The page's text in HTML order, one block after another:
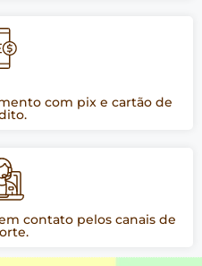
com pix e cartão de
contato pelos canais de